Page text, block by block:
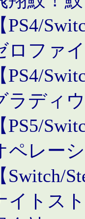
【PS4/
ロファ
【PS4/
ラディ
【PS5/
ペレー
【Switch/
イトス